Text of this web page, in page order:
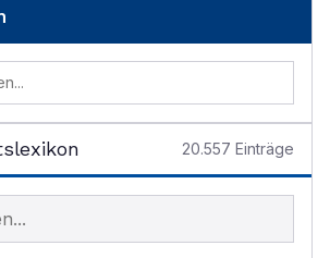
20.557 Einträge
suchen